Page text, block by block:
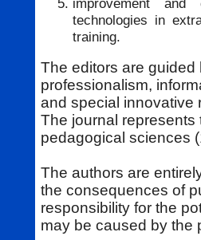
technologies in
training.
The editors are
professionalism,
and special innovative
The journal represents
pedagogical sciences
The authors are
the consequences of
responsibility for the
may be caused by the